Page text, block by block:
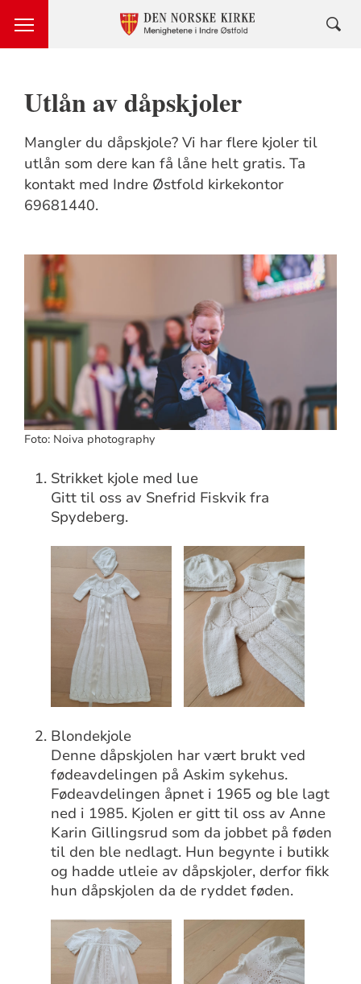
Utlån av dåpskjoler
Mangler du dåpskjole? Vi har flere kjoler til
utlån som dere kan få låne helt gratis. Ta
kontakt med Indre Østfold kirkekontor
69681440.
Foto: Noiva photography
Strikket kjole med lue
Gitt til oss av Snefrid Fiskvik fra
Spydeberg.
Blondekjole
Denne dåpskjolen har vært brukt ved
fødeavdelingen på Askim sykehus.
Fødeavdelingen åpnet i 1965 og ble lagt
ned i 1985. Kjolen er gitt til oss av Anne
Karin Gillingsrud som da jobbet på føden
til den ble nedlagt. Hun begynte i butikk
og hadde utleie av dåpskjoler, derfor fikk
hun dåpskjolen da de ryddet føden.